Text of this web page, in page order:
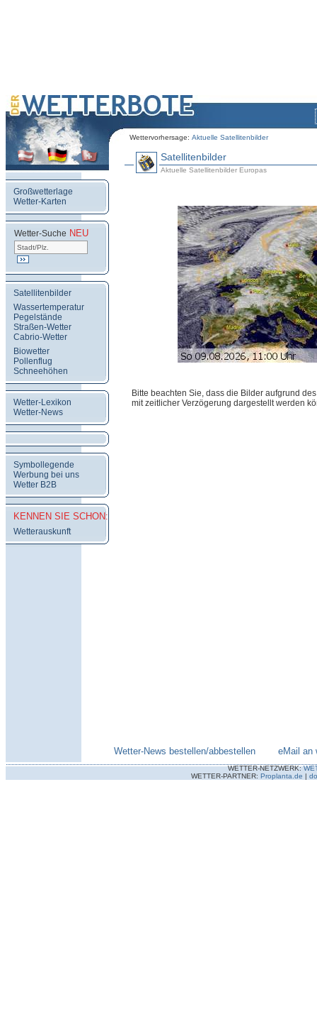
Wettervorhersage: Aktuelle Satellitenbilder
Großwetterlage
Wetter-Karten
Wetter-Suche NEU
Satellitenbilder
Wassertemperatur
Pegelstände
Straßen-Wetter
Cabrio-Wetter
Biowetter
Pollenflug
Schneehöhen
Wetter-Lexikon
Wetter-News
Symbollegende
Werbung bei uns
Wetter B2B
KENNEN SIE SCHON:
Wetterauskunft
Satellitenbilder
Aktuelle Satellitenbilder Europas
Bitte beachten Sie, dass die Bilder aufgrund
mit zeitlicher Verzögerung dargestellt werden
Wetter-News bestellen/abbestellen eMail an
WETTER-NETZWERK:
WETTER-PARTNER: Proplanta.de |